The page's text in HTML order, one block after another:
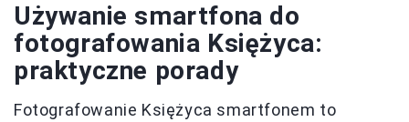
Używanie smartfona do
fotografowania Księżyca:
praktyczne porady
Fotografowanie Księżyca smartfonem to